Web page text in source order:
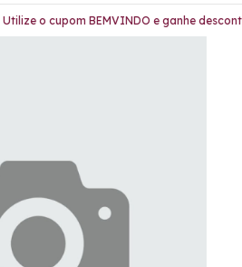
Utilize o cupom BEMVINDO e ganhe